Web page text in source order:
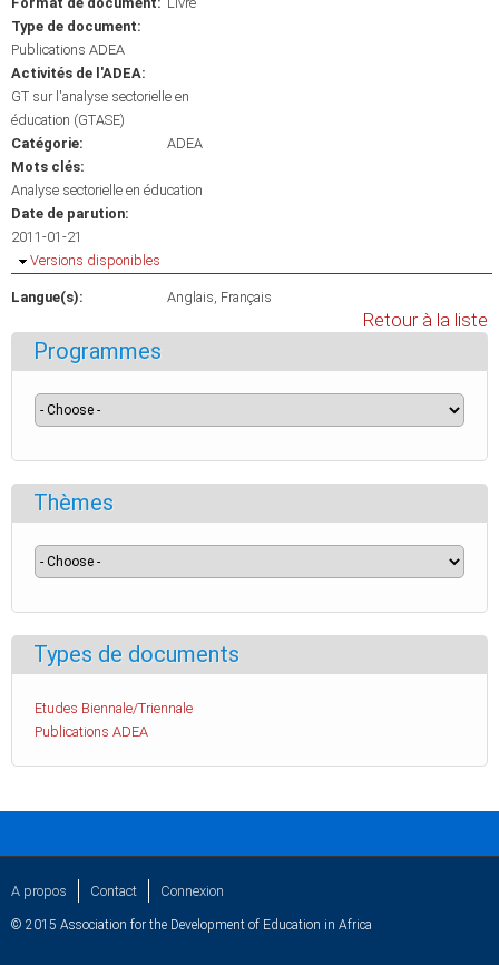
Type de document:
Publications ADEA
Activités de l'ADEA:
GT sur l'analyse sectorielle en
éducation (GTASE)
Catégorie:
ADEA
Mots clés:
Analyse sectorielle en éducation
Date de parution:
2011-01-21
Masquer
Versions disponibles
Langue(s): Anglais Français
Retour à la liste
Programmes
Thèmes
Types de documents
Etudes Biennale/Triennale
Publications ADEA
A propos Contact Connexion
© 2015 Association for the Development of Education in Africa